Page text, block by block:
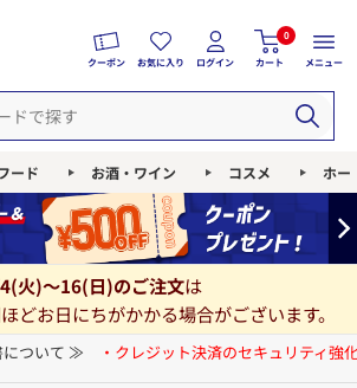
クーポン お気に入り ログイン
0
カート メニュー
ード お酒・ワイン コスメ ホー
火)～16(日)のご注文は
どお日にちがかかる場合がございます。
について ≫ ・クレジット決済のセキュリティ強